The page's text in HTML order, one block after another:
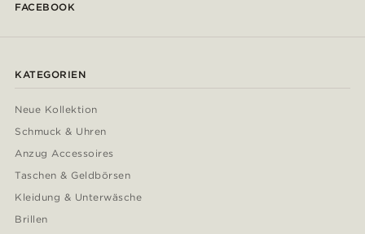
FACEBOOK
KATEGORIEN
Neue Kollektion
Schmuck & Uhren
Anzug Accessoires
Taschen & Geldbörsen
Kleidung & Unterwäsche
Brillen